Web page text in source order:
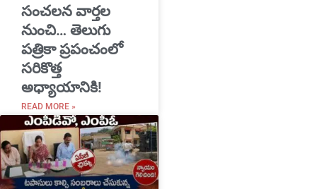
సంచలన వార్తల
నుంచి… తెలుగు
పత్రికా ప్రపంచంలో
సరికొత్త
అధ్యాయానికి!
READ MORE »